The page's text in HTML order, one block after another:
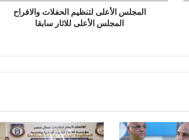
المجلس الأعلى لتنظيم الحفلات والافراح
المجلس الأعلى للاثار سابقا